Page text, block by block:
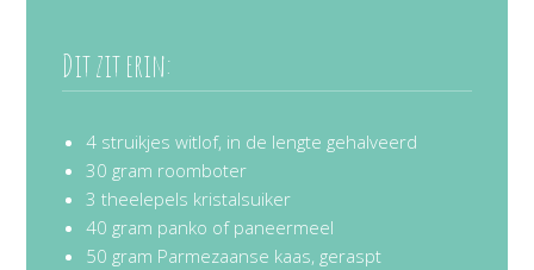
Dit zit erin:
4 struikjes witlof, in de lengte gehalveerd
30 gram roomboter
3 theelepels kristalsuiker
40 gram panko of paneermeel
50 gram Parmezaanse kaas, geraspt